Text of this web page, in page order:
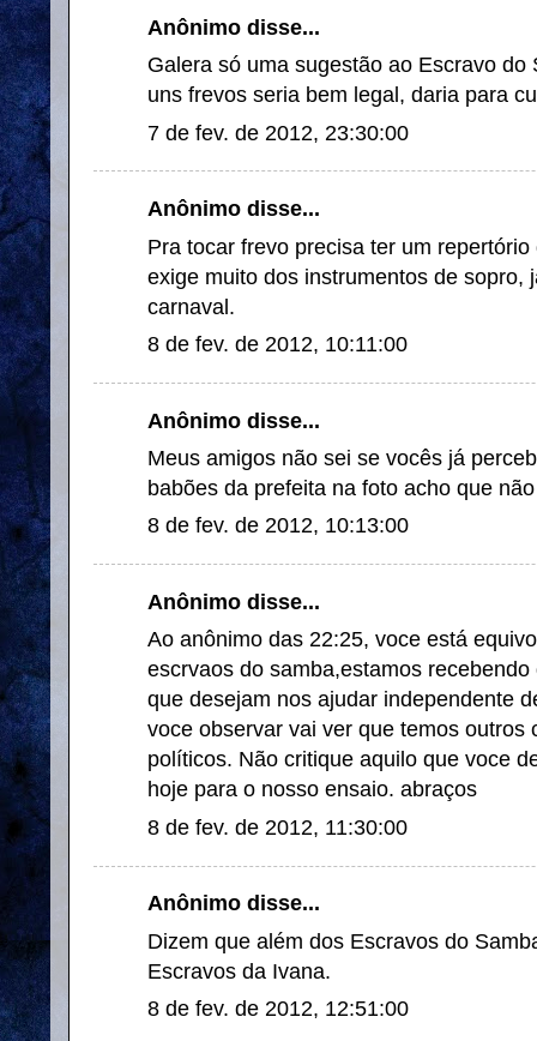
Anônimo disse...
Galera só uma sugestão ao Escravo
uns frevos seria bem legal, daria para
7 de fev. de 2012, 23:30:00
Anônimo disse...
Pra tocar frevo precisa ter um
exige muito dos instrumentos de sopro,
carnaval.
8 de fev. de 2012, 10:11:00
Anônimo disse...
Meus amigos não sei se vocês já
babões da prefeita na foto acho que
8 de fev. de 2012, 10:13:00
Anônimo disse...
Ao anônimo das 22:25, voce está
escrvaos do samba,estamos
que desejam nos ajudar independente
voce observar vai ver que temos outros
políticos. Não critique aquilo que voce
hoje para o nosso ensaio. abraços
8 de fev. de 2012, 11:30:00
Anônimo disse...
Dizem que além dos Escravos do
Escravos da Ivana.
8 de fev. de 2012, 12:51:00